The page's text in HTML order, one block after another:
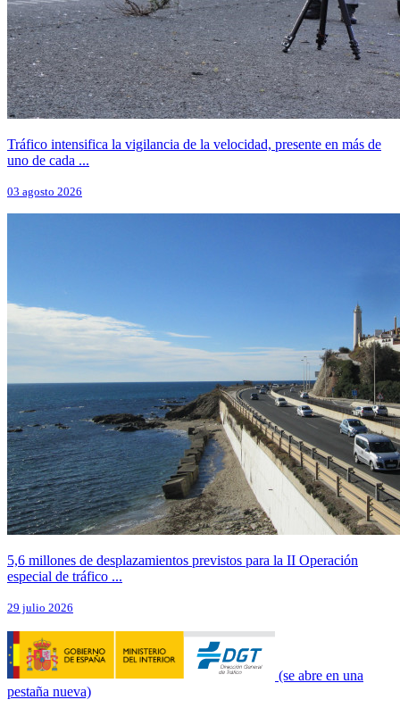
Tráfico intensifica la vigilancia de la velocidad, presente en más de
uno de cada ...
03 agosto 2026
5,6 millones de desplazamientos previstos para la II Operación
especial de tráfico ...
29 julio 2026
(se abre en una
pestaña nueva)